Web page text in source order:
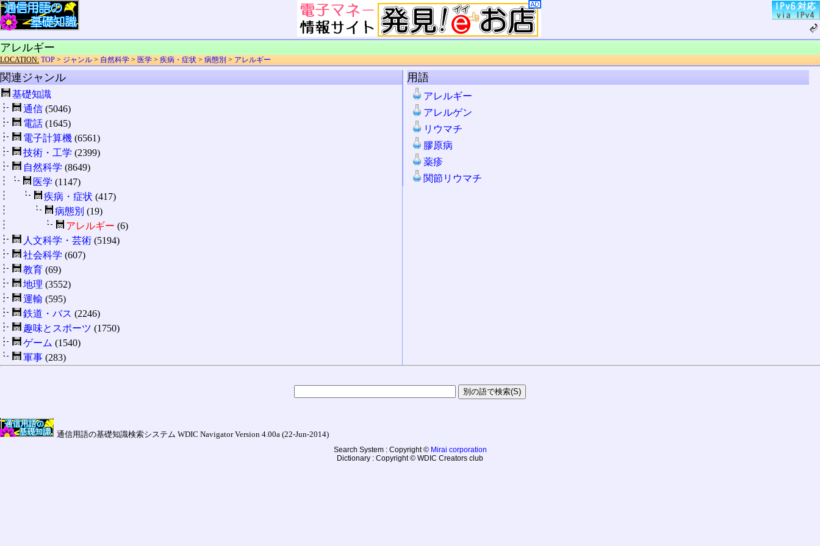
アレルギー
LOCATION: TOP > ジャンル > 自然科学 > 医学 > 疾病・症状 > 病態別 > アレルギー
関連ジャンル
基礎知識
通信 (5046)
電話 (1645)
電子計算機 (6561)
技術・工学 (2399)
自然科学 (8649)
医学 (1147)
疾病・症状 (417)
病態別 (19)
アレルギー (6)
人文科学・芸術 (5194)
社会科学 (607)
教育 (69)
地理 (3552)
運輸 (595)
鉄道・バス (2246)
趣味とスポーツ (1750)
ゲーム (1540)
軍事 (283)
用語
アレルギー
アレルゲン
リウマチ
膠原病
薬疹
関節リウマチ
通信用語の基礎知識検索システム WDIC Navigator Version 4.00a (22-Jun-2014)
Search System : Copyright © Mirai corporation
Dictionary : Copyright © WDIC Creators club